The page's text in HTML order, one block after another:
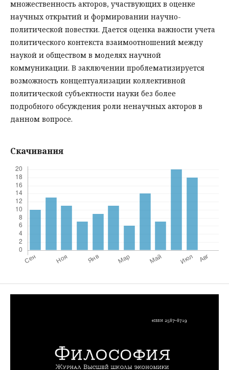
множественность акторов, участвующих в оценке
научных открытий и формировании научно-
политической повестки. Дается оценка важности учета
политического контекста взаимоотношений между
наукой и обществом в моделях научной
коммуникации. В заключении проблематизируется
возможность концептуализации коллективной
политической субъектности науки без более
подробного обсуждения роли ненаучных акторов в
данном вопросе.
Скачивания